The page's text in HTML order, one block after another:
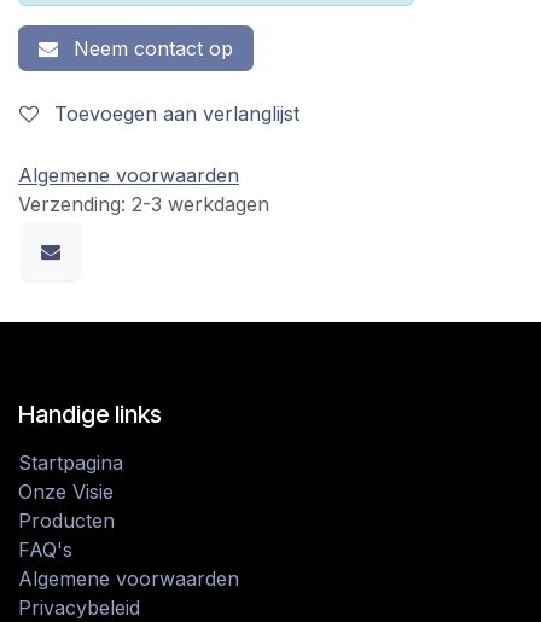
Neem contact op
Toevoegen aan verlanglijst
Algemene voorwaarden
Verzending: 2-3 werkdagen
Handige links
Startpagina
Onze Visie
Producten
FAQ's
Algemene voorwaarden
Privacybeleid